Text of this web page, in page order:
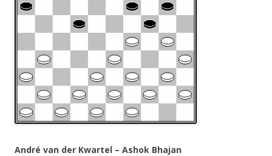
André van der Kwartel – Ashok Bhajan